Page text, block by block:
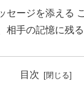
セージを添える
相手の記憶に残
目次